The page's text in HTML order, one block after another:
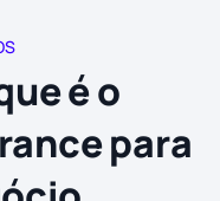
é o
para